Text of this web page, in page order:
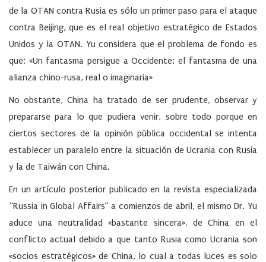
de la OTAN contra Rusia es sólo un primer paso para el ataque
contra Beijing, que es el real objetivo estratégico de Estados
Unidos y la OTAN. Yu considera que el problema de fondo es
que: «Un fantasma persigue a Occidente: el fantasma de una
alianza chino-rusa, real o imaginaria»
No obstante, China ha tratado de ser prudente, observar y
prepararse para lo que pudiera venir, sobre todo porque en
ciertos sectores de la opinión pública occidental se intenta
establecer un paralelo entre la situación de Ucrania con Rusia
y la de Taiwán con China.
En un artículo posterior publicado en la revista especializada
“Russia in Global Affairs” a comienzos de abril, el mismo Dr. Yu
aduce una neutralidad «bastante sincera», de China en el
conflicto actual debido a que tanto Rusia como Ucrania son
«socios estratégicos» de China, lo cual a todas luces es solo